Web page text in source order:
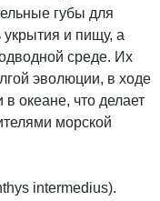
губы для
укрытия и пищу, а
среде. Их
эволюции, в ходе
океане, что делает
морской